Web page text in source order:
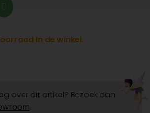
in de winkel.
over dit artikel? Bezoek dan
.